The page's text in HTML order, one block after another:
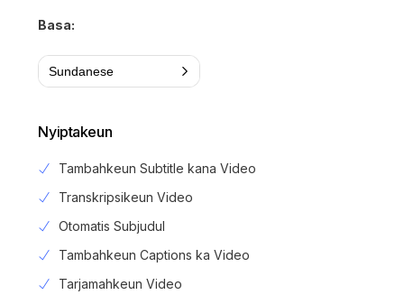
Basa:
Sundanese
Nyiptakeun
Tambahkeun Subtitle kana Video
Transkripsikeun Video
Otomatis Subjudul
Tambahkeun Captions ka Video
Tarjamahkeun Video